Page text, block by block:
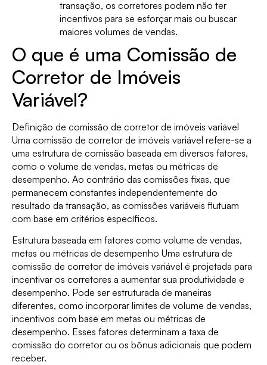
transação, os corretores podem não ter
incentivos para se esforçar mais ou buscar
maiores volumes de vendas.
O que é uma Comissão de
Corretor de Imóveis
Variável?
Definição de comissão de corretor de imóveis variável
Uma comissão de corretor de imóveis variável refere-se a
uma estrutura de comissão baseada em diversos fatores,
como o volume de vendas, metas ou métricas de
desempenho. Ao contrário das comissões fixas, que
permanecem constantes independentemente do
resultado da transação, as comissões variáveis flutuam
com base em critérios específicos.
Estrutura baseada em fatores como volume de vendas,
metas ou métricas de desempenho Uma estrutura de
comissão de corretor de imóveis variável é projetada para
incentivar os corretores a aumentar sua produtividade e
desempenho. Pode ser estruturada de maneiras
diferentes, como incorporar limites de volume de vendas,
incentivos com base em metas ou métricas de
desempenho. Esses fatores determinam a taxa de
comissão do corretor ou os bônus adicionais que podem
receber.